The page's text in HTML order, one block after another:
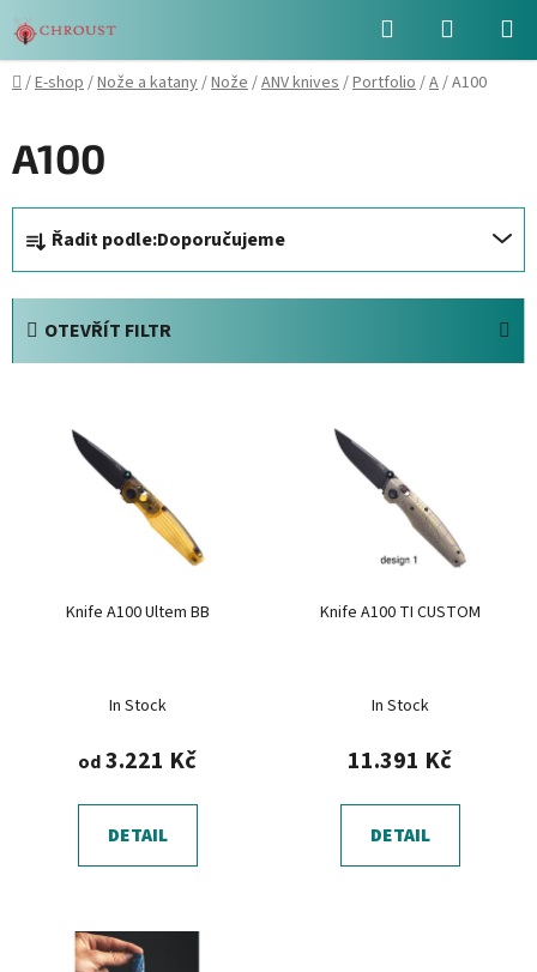
na
obsah
Hledat
KOŠÍK
Domů
/E-shop/Nože a katany/Nože/ANV knives/Portfolio/A/A100
A100
Ř
a
z
Řadit podle:Doporučujeme
OTEVŘÍT FILTR
Knife A100 Ultem BB
In Stock
od3.221 Kč
DETAIL
Knife A100 TI CUSTOM
In Stock
11.391 Kč
DETAIL